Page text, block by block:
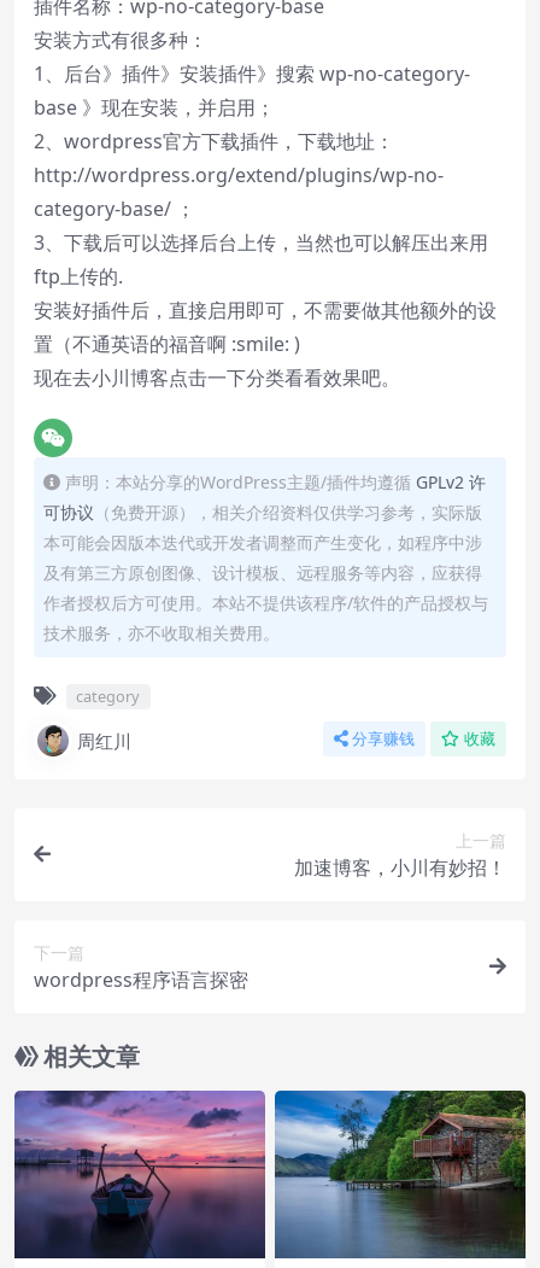
插件名称：wp-no-category-base
安装方式有很多种：
1、后台》插件》安装插件》搜索 wp-no-category-
base 》现在安装，并启用；
2、wordpress官方下载插件，下载地址：
http://wordpress.org/extend/plugins/wp-no-
category-base/ ；
3、下载后可以选择后台上传，当然也可以解压出来用
ftp上传的.
安装好插件后，直接启用即可，不需要做其他额外的设
置（不通英语的福音啊 :smile: )
现在去小川博客点击一下分类看看效果吧。
声明：本站分享的WordPress主题/插件均遵循 GPLv2 许
可协议 （免费开源），相关介绍资料仅供学习参考，实际版
本可能会因版本迭代或开发者调整而产生变化，如程序中涉
及有第三方原创图像、设计模板、远程服务等内容，应获得
作者授权后方可使用。本站不提供该程序/软件的产品授权与
技术服务，亦不收取相关费用。
category
周红川 分享赚钱 收藏
上一篇
加速博客，小川有妙招！
下一篇
wordpress程序语言探密
相关文章